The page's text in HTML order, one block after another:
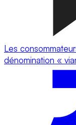
Les
dénomination «